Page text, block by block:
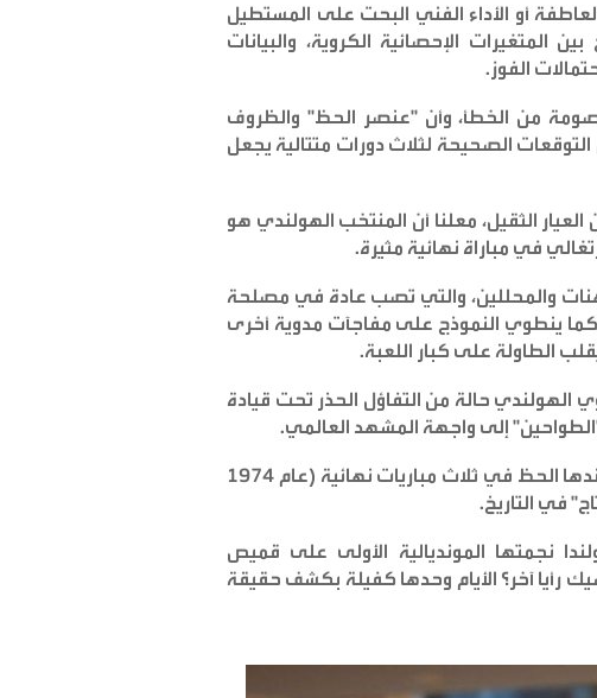
أو الأداء الفني البحت على المستطيل
الإحصائية الكروية، والبيانات
الفوز.
من الخطأ، وأن "عنصر الحظ" والظروف
الصحيحة لثلاث دورات متتالية يجعل
لمحاكاة مونديال عام 2026 مفاجأة من العيار الثقيل، معلنا أن المنتخب الهولندي هو
في مباراة نهائية مثيرة.
والمحللين، والتي تصب عادة في مصلحة
كما ينطوي النموذج على مفاجآت مدوية أخرى
الطاولة على كبار اللعبة.
الهولندي حالة من التفاؤل الحذر تحت قيادة
إلى واجهة المشهد العالمي.
وتحمل هولندا دينا تاريخيا ثقيلا مع بطولة كأس العالم، إذ عاندها الحظ في ثلاث مباريات نهائية (عام 1974
.
نجمتها المونديالية الأولى على قميص
رأيا آخر؟ الأيام وحدها كفيلة بكشف حقيقة